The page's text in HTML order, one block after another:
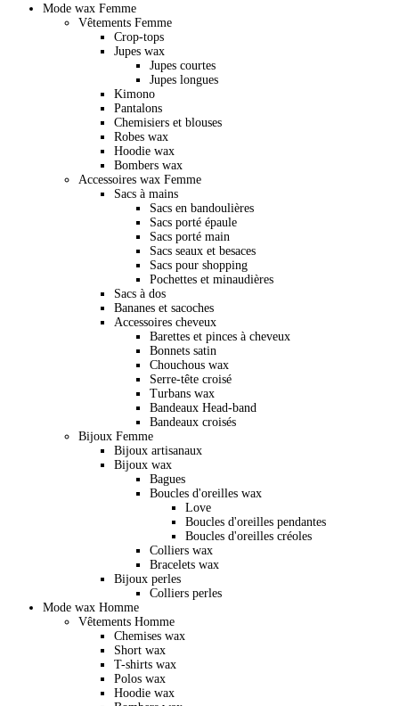
Mode wax Femme
Vêtements Femme
Crop-tops
Jupes wax
Jupes courtes
Jupes longues
Kimono
Pantalons
Chemisiers et blouses
Robes wax
Hoodie wax
Bombers wax
Accessoires wax Femme
Sacs à mains
Sacs en bandoulières
Sacs porté épaule
Sacs porté main
Sacs seaux et besaces
Sacs pour shopping
Pochettes et minaudières
Sacs à dos
Bananes et sacoches
Accessoires cheveux
Barettes et pinces à cheveux
Bonnets satin
Chouchous wax
Serre-tête croisé
Turbans wax
Bandeaux Head-band
Bandeaux croisés
Bijoux Femme
Bijoux artisanaux
Bijoux wax
Bagues
Boucles d'oreilles wax
Love
Boucles d'oreilles pendantes
Boucles d'oreilles créoles
Colliers wax
Bracelets wax
Bijoux perles
Colliers perles
Mode wax Homme
Vêtements Homme
Chemises wax
Short wax
T-shirts wax
Polos wax
Hoodie wax